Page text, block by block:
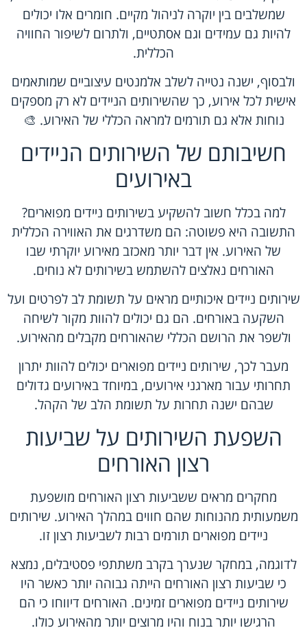
שמשלבים בין יוקרה לניהול מקיים. חומרים אלו יכולים
להיות גם עמידים וגם אסתטיים, ולתרום לשיפור החוויה
הכללית.
ולבסוף, ישנה נטייה לשלב אלמנטים עיצוביים שמותאמים
אישית לכל אירוע, כך שהשירותים הניידים לא רק מספקים
נוחות אלא גם תורמים למראה הכללי של האירוע. 🎨
חשיבותם של השירותים הניידים
באירועים
למה בכלל חשוב להשקיע בשירותים ניידים מפוארים?
התשובה היא פשוטה: הם משדרגים את האווירה הכללית
של האירוע. אין דבר יותר מאכזב מאירוע יוקרתי שבו
האורחים נאלצים להשתמש בשירותים לא נוחים.
שירותים ניידים איכותיים מראים על תשומת לב לפרטים ועל
השקעה באורחים. הם גם יכולים להוות מקור לשיחה
ולשפר את הרושם הכללי שהאורחים מקבלים מהאירוע.
מעבר לכך, שירותים ניידים מפוארים יכולים להוות יתרון
תחרותי עבור מארגני אירועים, במיוחד באירועים גדולים
שבהם ישנה תחרות על תשומת הלב של הקהל.
השפעת השירותים על שביעות
רצון האורחים
מחקרים מראים ששביעות רצון האורחים מושפעת
משמעותית מהנוחות שהם חווים במהלך האירוע. שירותים
ניידים מפוארים תורמים רבות לשביעות רצון זו.
לדוגמה, במחקר שנערך בקרב משתתפי פסטיבלים, נמצא
כי שביעות רצון האורחים הייתה גבוהה יותר כאשר היו
שירותים ניידים מפוארים זמינים. האורחים דיווחו כי הם
הרגישו יותר בנוח והיו מרוצים יותר מהאירוע כולו.